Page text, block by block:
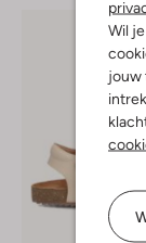
Wil
jouw